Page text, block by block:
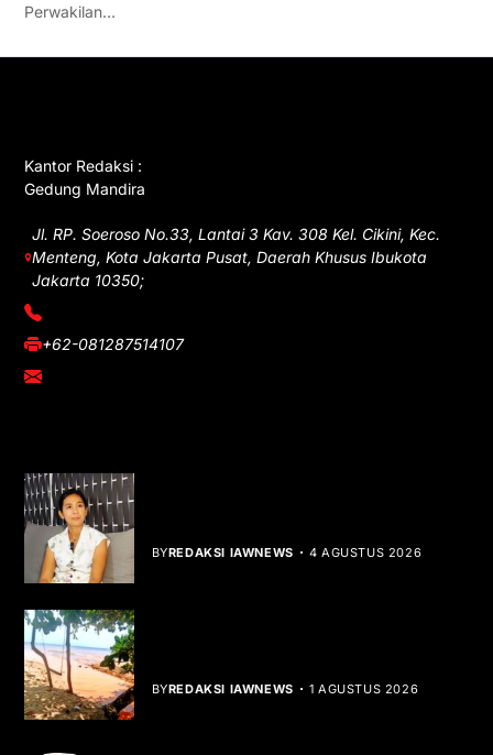
Perwakilan…
Kantor Redaksi :
Gedung Mandira
Jl. RP. Soeroso No.33, Lantai 3 Kav. 308 Kel. Cikini, Kec.
Menteng, Kota Jakarta Pusat, Daerah Khusus Ibukota
Jakarta 10350;
(021) 3908026
+62-081287514107
adm@iawnews.com
BYREDAKSI IAWNEWS 4 AGUSTUS 2026
BYREDAKSI IAWNEWS 1 AGUSTUS 2026